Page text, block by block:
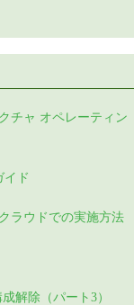
チャ オペレーティン
イド
ラウドでの実施方法
解除（パート3）